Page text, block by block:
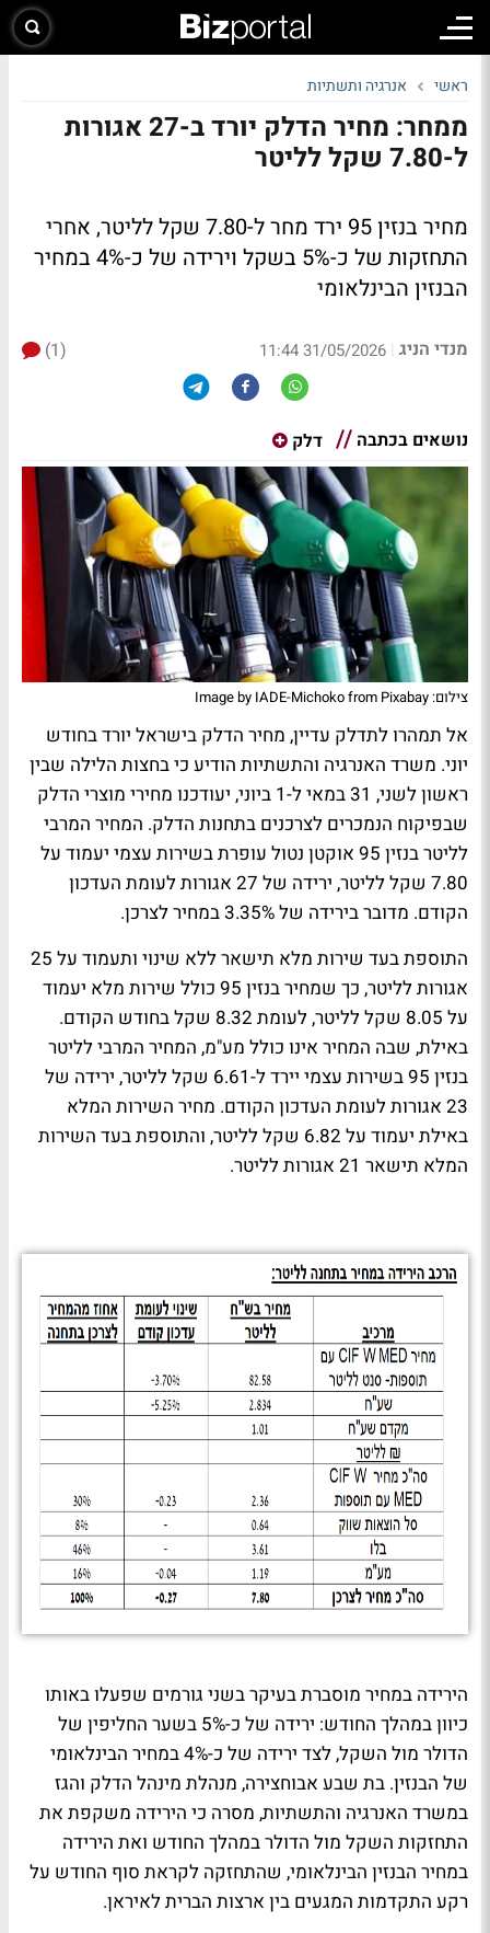
ראשי אנרגיה ותשתיות
ממחר: מחיר הדלק יורד ב-27 אגורות
ל-7.80 שקל לליטר
מחיר בנזין 95 ירד מחר ל-7.80 שקל לליטר, אחרי
התחזקות של כ-5% בשקל וירידה של כ-4% במחיר
הבנזין הבינלאומי
מנדי הניג |
31/05/2026 11:44
(1)
נושאים בכתבה דלק
צילום: Image by IADE-Michoko from Pixabay
אל תמהרו לתדלק עדיין, מחיר הדלק בישראל יורד בחודש
יוני. משרד האנרגיה והתשתיות הודיע כי בחצות הלילה שבין
ראשון לשני, 31 במאי ל-1 ביוני, יעודכנו מחירי מוצרי הדלק
שבפיקוח הנמכרים לצרכנים בתחנות הדלק. המחיר המרבי
לליטר בנזין 95 אוקטן נטול עופרת בשירות עצמי יעמוד על
7.80 שקל לליטר, ירידה של 27 אגורות לעומת העדכון
הקודם. מדובר בירידה של 3.35% במחיר לצרכן.
התוספת בעד שירות מלא תישאר ללא שינוי ותעמוד על 25
אגורות לליטר, כך שמחיר בנזין 95 כולל שירות מלא יעמוד
על 8.05 שקל לליטר, לעומת 8.32 שקל בחודש הקודם.
באילת, שבה המחיר אינו כולל מע"מ, המחיר המרבי לליטר
בנזין 95 בשירות עצמי יירד ל-6.61 שקל לליטר, ירידה של
23 אגורות לעומת העדכון הקודם. מחיר השירות המלא
באילת יעמוד על 6.82 שקל לליטר, והתוספת בעד השירות
המלא תישאר 21 אגורות לליטר.
הירידה במחיר מוסברת בעיקר בשני גורמים שפעלו באותו
כיוון במהלך החודש: ירידה של כ-5% בשער החליפין של
הדולר מול השקל, לצד ירידה של כ-4% במחיר הבינלאומי
של הבנזין. בת שבע אבוחצירה, מנהלת מינהל הדלק והגז
במשרד האנרגיה והתשתיות, מסרה כי הירידה משקפת את
התחזקות השקל מול הדולר במהלך החודש ואת הירידה
במחיר הבנזין הבינלאומי, שהתחזקה לקראת סוף החודש על
רקע התקדמות המגעים בין ארצות הברית לאיראן.